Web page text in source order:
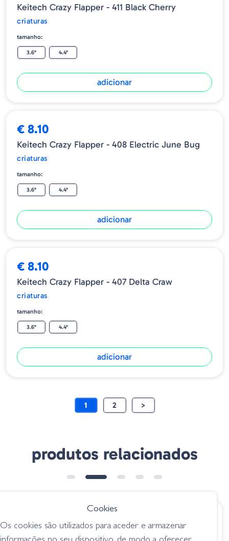
Keitech Crazy Flapper - 411 Black Cherry
criaturas
tamanho:
3.6" 4.4"
adicionar
€ 8.10
Keitech Crazy Flapper - 408 Electric June Bug
criaturas
tamanho:
3.6" 4.4"
adicionar
€ 8.10
Keitech Crazy Flapper - 407 Delta Craw
criaturas
tamanho:
3.6" 4.4"
adicionar
1 2 >
produtos relacionados
€ 10.05
Zoom Brush Hog
Bellows Gill - 005
Cookies
Os cookies são utilizados para aceder e armazenar